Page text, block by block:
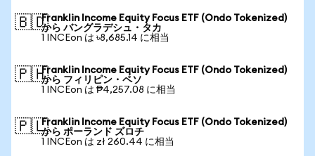
🇧🇩Franklin Income Equity Focus ETF (Ondo Tokenized)
から バングラデシュ・タカ
1 INCEon は ৳8,685.14 に相当
🇵🇭Franklin Income Equity Focus ETF (Ondo Tokenized)
から フィリピン・ペソ
1 INCEon は ₱4,257.08 に相当
🇵🇱Franklin Income Equity Focus ETF (Ondo Tokenized)
から ポーランド ズロチ
1 INCEon は zł 260.44 に相当